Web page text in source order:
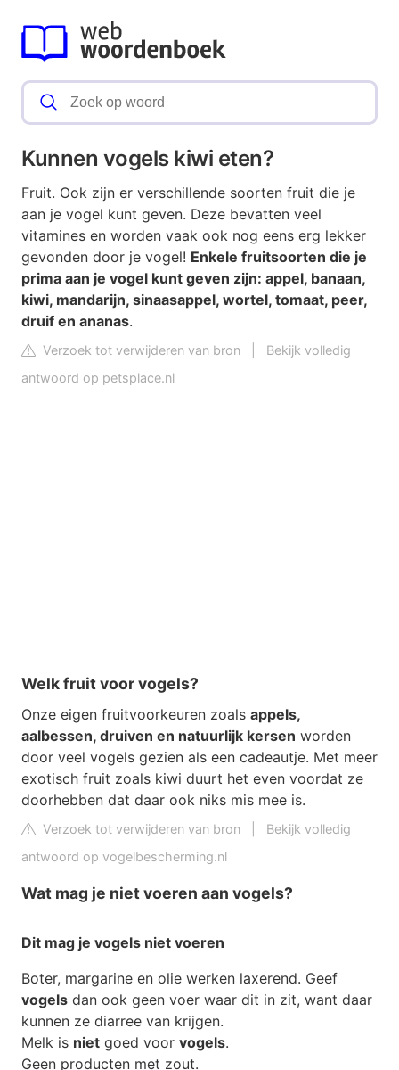
Kunnen vogels kiwi eten?
Fruit. Ook zijn er verschillende soorten fruit die je
aan je vogel kunt geven. Deze bevatten veel
vitamines en worden vaak ook nog eens erg lekker
gevonden door je vogel! Enkele fruitsoorten die je
prima aan je vogel kunt geven zijn: appel, banaan,
kiwi, mandarijn, sinaasappel, wortel, tomaat, peer,
druif en ananas.
Verzoek tot verwijderen van bron
Bekijk volledig
antwoord op petsplace.nl
Welk fruit voor vogels?
Onze eigen fruitvoorkeuren zoals appels,
aalbessen, druiven en natuurlijk kersen worden
door veel vogels gezien als een cadeautje. Met meer
exotisch fruit zoals kiwi duurt het even voordat ze
doorhebben dat daar ook niks mis mee is.
Verzoek tot verwijderen van bron
Bekijk volledig
antwoord op vogelbescherming.nl
Wat mag je niet voeren aan vogels?
Dit mag je vogels niet voeren
Boter, margarine en olie werken laxerend. Geef
vogels dan ook geen voer waar dit in zit, want daar
kunnen ze diarree van krijgen.
Melk is niet goed voor vogels.
Geen producten met zout.